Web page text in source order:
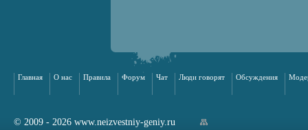
Главная О нас Правила Форум Чат Люди говорят Обсуждения
© 2009 - 2026 www.neizvestniy-geniy.ru
сайта